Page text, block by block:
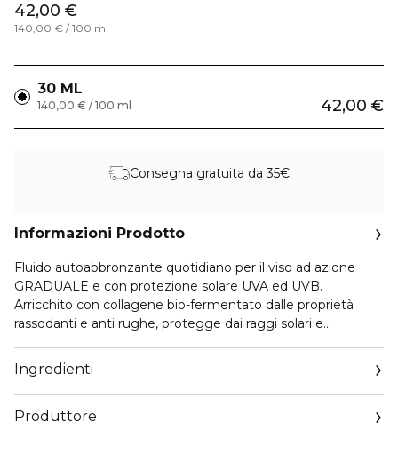
42,00 €
140,00 € / 100 ml
30 ML
42,00 €
140,00 € / 100 ml
Consegna gratuita da 35€
Informazioni Prodotto
Fluido autoabbronzante quotidiano per il viso ad azione
GRADUALE e con protezione solare UVA ed UVB.
Arricchito con collagene bio-fermentato dalle proprietà
rassodanti e anti rughe, protegge dai raggi solari e
progressivamente l’incarnato della pelle.
Il prodotto ideale per non rinunciare ad un colorito
abbronzato e naturale senza subire i danni da eccessiva
esposizione solare.
Ingredienti
Produttore